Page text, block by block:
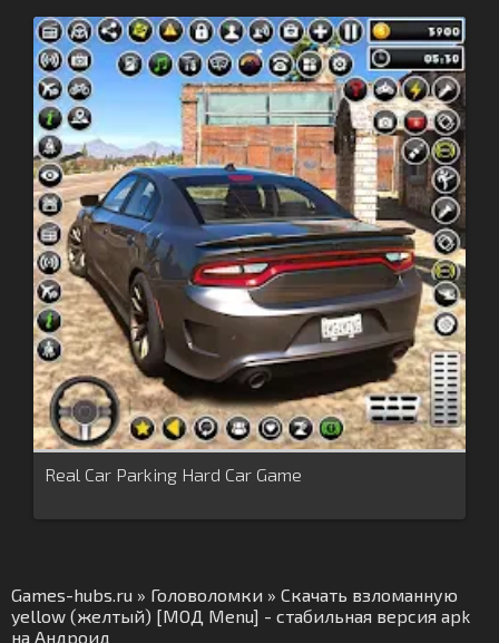
Real Car Parking Hard Car Game
Games-hubs.ru » Головоломки » Скачать взломанную
yellow (желтый) [МОД Menu] - стабильная версия apk
на Андроид